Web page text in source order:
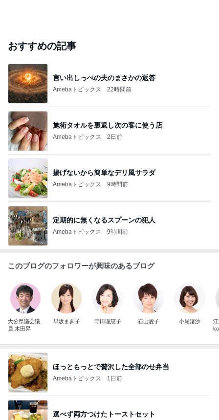
おすすめの記事
言い出しっぺの夫のまさかの返答
Amebaトピックス 22時間前
施術タオルを裏返し次の客に使う店
Amebaトピックス 2日前
揚げないから簡単なデリ風サラダ
Amebaトピックス 9時間前
定期的に無くなるスプーンの犯人
Amebaトピックス 9時間前
このブログのフォロワーが興味のあるブログ
大分県議会議
員 木田昇
早坂まき子 寺田理恵子 石山愛子 小尾渚沙
ほっともっとで贅沢した全部のせ弁当
Amebaトピックス 1日前
選べず両方つけたトーストセット